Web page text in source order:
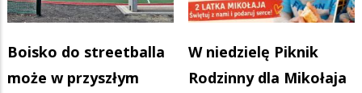
Boisko do streetballa
może w przyszłym
W niedzielę Piknik
Rodzinny dla Mikołaja